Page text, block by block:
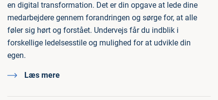
en digital transformation. Det er din opgave at lede dine
medarbejdere gennem forandringen og sørge for, at alle
føler sig hørt og forstået. Undervejs får du indblik i
forskellige ledelsesstile og mulighed for at udvikle din
egen.
Læs mere